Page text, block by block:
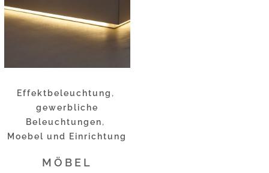
Effektbeleuchtung ,
gewerbliche
Beleuchtungen,
Moebel und Einrichtung
MÖBEL